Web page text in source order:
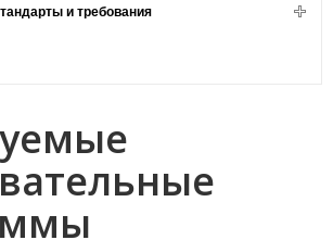
и требования